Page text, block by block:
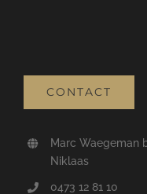
CONTACT
Marc Waegeman
Niklaas
0473 12 81 10